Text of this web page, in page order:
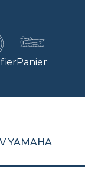
Panier
YAMAHA